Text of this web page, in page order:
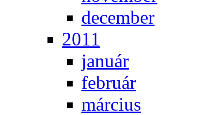
de­cem­ber
2011
ja­nu­ár
feb­ru­ár
már­ci­us